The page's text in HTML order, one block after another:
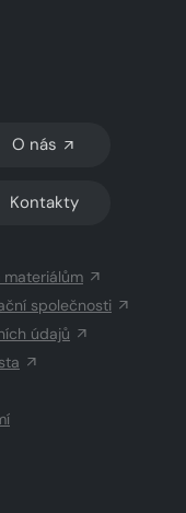
SVĚTLÝ/TMAVÝ REŽIM
O nás
Kontakty
společnosti
údajů